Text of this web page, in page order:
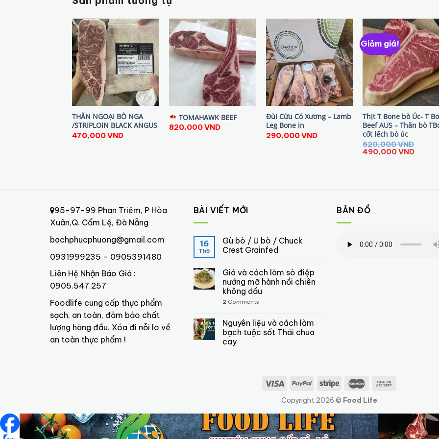
THĂN NGOẠI BÒ NGA
/STRIPLOIN BLACK ANGUS
470,000VND
TOMAHAWK BEEF
820,000VND
Đùi Cừu Có Xương – Lamb
Leg Bone in
290,000VND
Giảm giá!
Thịt T Bone bò Úc- T
Beef AUS – Thăn bò
cốt lếch bò úc
520,000VND
Giá
490,000VNDGiá
95-97-99 Phan Triêm, P Hòa
Xuân,Q. Cẩm Lệ, Đà Nẵng
bachphucphuong@gmail.com
0931999235 – 0905391480
Liên Hệ Nhận Báo Giá :
0905.547.257
Foodlife cung cấp thực phẩm
sạch, an toàn, đảm bảo chất
lượng hàng đầu. Xóa đi nỗi lo về
an toàn thực phẩm !
BÀI VIẾT MỚI
16
Th5
Gù bò / U bò / Chuck
Crest Grainfed
Giá và cách làm sò điệp
nướng mỡ hành nồi chiên
không dầu
2 Comments
Nguyên liệu và cách làm
bạch tuộc sốt Thái chua
cay
BẢN ĐỒ
Copyright 2026 © Food Life